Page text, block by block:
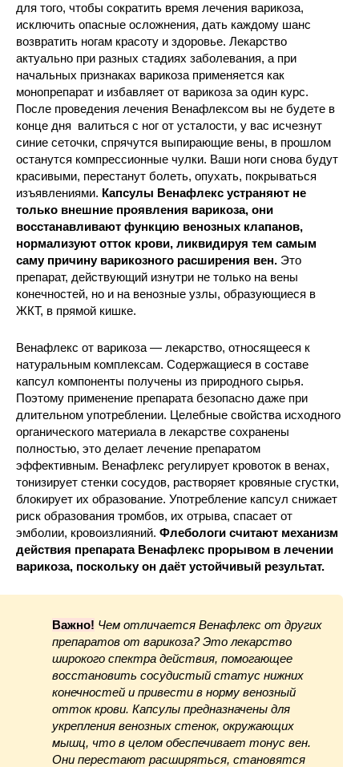
для того, чтобы сократить время лечения варикоза,
исключить опасные осложнения, дать каждому шанс
возвратить ногам красоту и здоровье. Лекарство
актуально при разных стадиях заболевания, а при
начальных признаках варикоза применяется как
монопрепарат и избавляет от варикоза за один курс.
После проведения лечения Венафлексом вы не будете в
конце дня валиться с ног от усталости, у вас исчезнут
синие сеточки, спрячутся выпирающие вены, в прошлом
останутся компрессионные чулки. Ваши ноги снова будут
красивыми, перестанут болеть, опухать, покрываться
изъявлениями. Капсулы Венафлекс устраняют не
только внешние проявления варикоза, они
восстанавливают функцию венозных клапанов,
нормализуют отток крови, ликвидируя тем самым
саму причину варикозного расширения вен. Это
препарат, действующий изнутри не только на вены
конечностей, но и на венозные узлы, образующиеся в
ЖКТ, в прямой кишке.
Венафлекс от варикоза — лекарство, относящееся к
натуральным комплексам. Содержащиеся в составе
капсул компоненты получены из природного сырья.
Поэтому применение препарата безопасно даже при
длительном употреблении. Целебные свойства исходного
органического материала в лекарстве сохранены
полностью, это делает лечение препаратом
эффективным. Венафлекс регулирует кровоток в венах,
тонизирует стенки сосудов, растворяет кровяные сгустки,
блокирует их образование. Употребление капсул снижает
риск образования тромбов, их отрыва, спасает от
эмболии, кровоизлияний. Флебологи считают механизм
действия препарата Венафлекс прорывом в лечении
варикоза, поскольку он даёт устойчивый результат.
Важно! Чем отличается Венафлекс от других
препаратов от варикоза? Это лекарство
широкого спектра действия, помогающее
восстановить сосудистый статус нижних
конечностей и привести в норму венозный
отток крови. Капсулы предназначены для
укрепления венозных стенок, окружающих
мышц, что в целом обеспечивает тонус вен.
Они перестают расширяться, становятся